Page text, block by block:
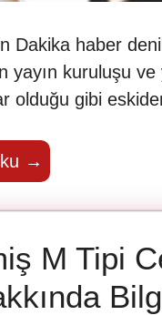
Dakika haber
yayın kuruluşu ve
olduğu gibi
→
M Tipi